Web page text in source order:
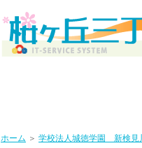
ホーム ＞ 学校法人城徳学園 新検見